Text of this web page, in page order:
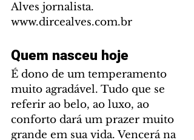
Alves jornalista.
www.dircealves.com.br
Quem nasceu hoje
É dono de um temperamento
muito agradável. Tudo que se
referir ao belo, ao luxo, ao
conforto dará um prazer muito
grande em sua vida. Vencerá na